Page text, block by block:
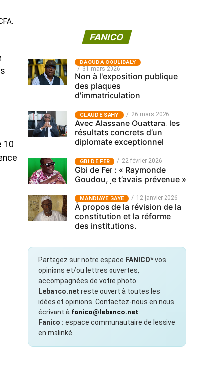
10
FANICO
‎DAOUDA COULIBALY
31 mars 2026
Non à l'exposition publique
des plaques
d'immatriculation
CLAUDE SAHY 26 mars 2026
Avec Alassane Ouattara, les
résultats concrets d’un
diplomate exceptionnel
GBI DE FER 22 février 2026
Gbi de Fer : « Raymonde
Goudou, je t’avais prévenue »
MANDIAYE GAYE 12 janvier 2026
À propos de la révision de la
constitution et la réforme
des institutions.
Partagez sur notre espace FANICO*vos
opinions et/ou lettres ouvertes,
accompagnées de votre photo.
Lebanco.net reste ouvert à toutes les
idées et opinions. Contactez-nous en nous
écrivant à fanico@lebanco.net
Fanico : espace communautaire de lessive
en malinké